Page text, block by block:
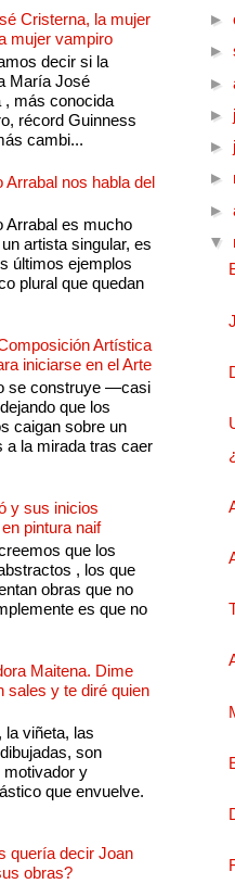
Cristerna, la mujer
mujer vampiro
decir si la
María José
, más conocida
récord Guinness
cambi...
Arrabal nos habla del
Arrabal es mucho
artista singular, es
últimos ejemplos
plural que quedan
Artística
iniciarse en el Arte
se construye —casi
que los
caigan sobre un
a la mirada tras caer
y sus inicios
pintura naif
que los
, los que
obras que no
es que no
Maitena. Dime
sales y te diré quien
la viñeta, las
son
motivador y
que envuelve.
quería decir Joan
obras?
►
►
►
►
►
►
►
▼